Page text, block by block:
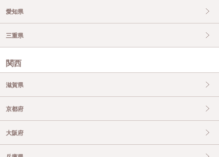
愛知県
三重県
関西
滋賀県
京都府
大阪府